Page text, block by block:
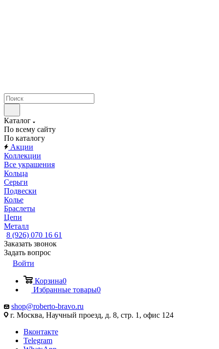
Каталог
По всему сайту
По каталогу
Акции
Коллекции
Все украшения
Кольца
Серьги
Подвески
Колье
Браслеты
Цепи
Металл
8 (926) 070 16 61
Заказать звонок
Задать вопрос
Войти
Корзина0
Избранные товары0
shop@roberto-bravo.ru
г. Москва, Научный проезд, д. 8, стр. 1, офис 124
Вконтакте
Telegram